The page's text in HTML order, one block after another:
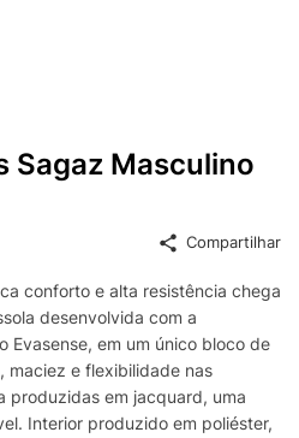
Sagaz Masculino
Compartilhar
conforto e alta resistência chega
desenvolvida com a
Evasense, em um único bloco de
maciez e flexibilidade nas
produzidas em jacquard, uma
Interior produzido em poliéster,